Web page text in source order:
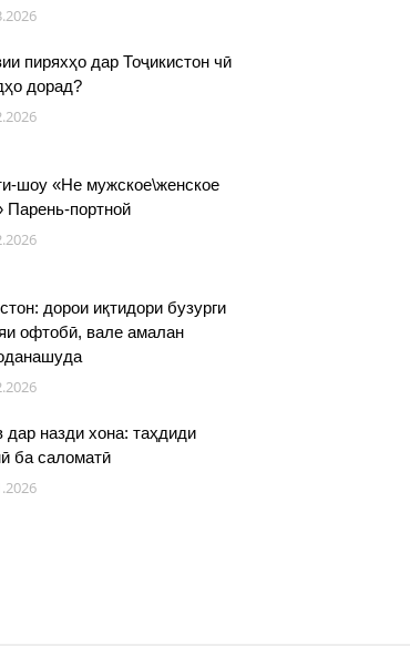
пиряхҳо дар Тоҷикистон чӣ
дорад?
шоу «Не мужское\женское
Парень-портной
дорои иқтидори бузурги
офтобӣ, вале амалан
дар назди хона: таҳдиди
ба саломатӣ